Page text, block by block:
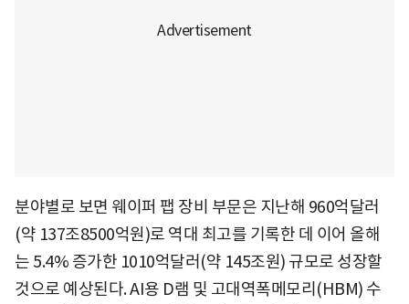
분야별로 보면 웨이퍼 팹 장비 부문은 지난해 960억달러
(약 137조8500억원)로 역대 최고를 기록한 데 이어 올해
는 5.4% 증가한 1010억달러(약 145조원) 규모로 성장할
것으로 예상된다. AI용 D램 및 고대역폭메모리(HBM) 수